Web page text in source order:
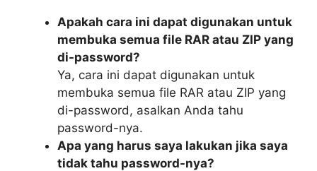
Apakah cara ini dapat digunakan untuk
membuka semua file RAR atau ZIP yang
di-password?
Ya, cara ini dapat digunakan untuk
membuka semua file RAR atau ZIP yang
di-password, asalkan Anda tahu
password-nya.
Apa yang harus saya lakukan jika saya
tidak tahu password-nya?